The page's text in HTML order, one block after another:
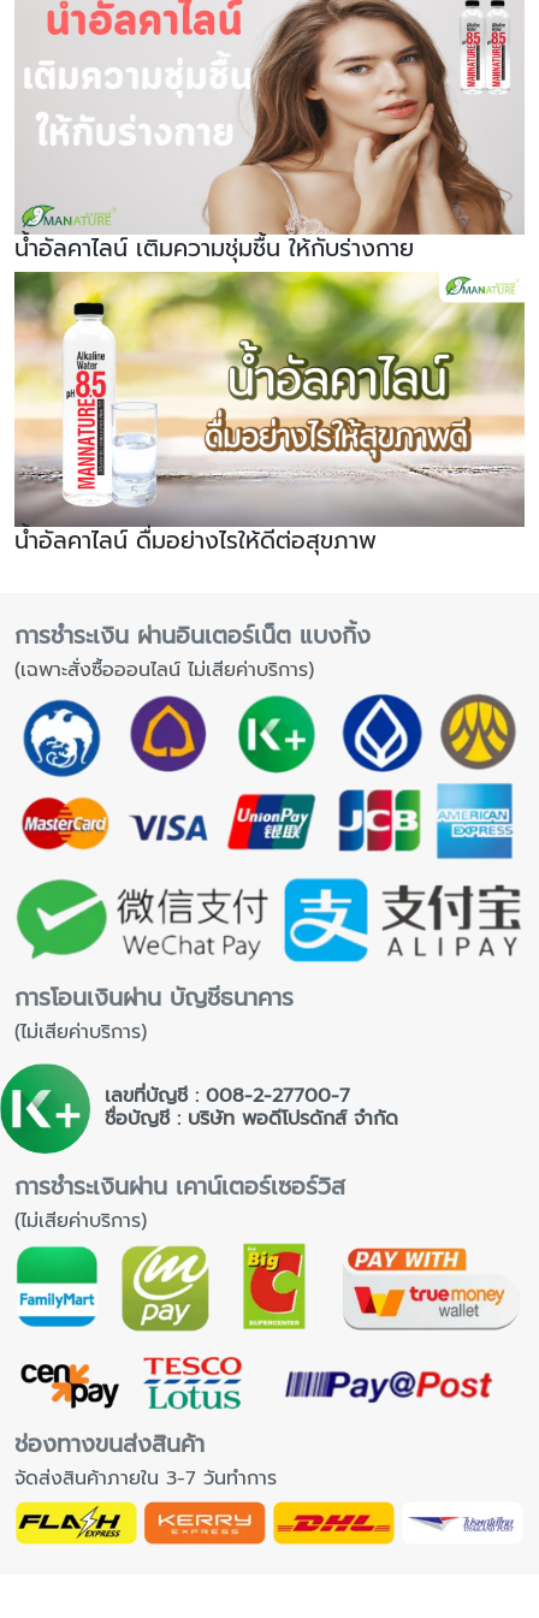
น้ำอัลคาไลน์ เติมความชุ่มชื้น ให้กับร่างกาย
น้ำอัลคาไลน์ ดื่มอย่างไรให้ดีต่อสุขภาพ
การชำระเงิน ผ่านอินเตอร์เน็ต แบงกิ้ง
(เฉพาะสั่งซื้อออนไลน์ ไม่เสียค่าบริการ)
การโอนเงินผ่าน บัญชีธนาคาร
(ไม่เสียค่าบริการ)
เลขที่บัญชี : 008-2-27700-7
ชื่อบัญชี : บริษัท พอดีโปรดักส์ จำกัด
การชำระเงินผ่าน เคาน์เตอร์เซอร์วิส
(ไม่เสียค่าบริการ)
ช่องทางขนส่งสินค้า
จัดส่งสินค้าภายใน 3-7 วันทำการ